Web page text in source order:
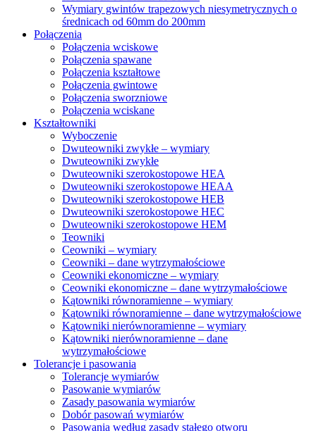
Wymiary gwintów trapezowych niesymetrycznych o
średnicach od 60mm do 200mm
Połączenia
Połączenia wciskowe
Połączenia spawane
Połączenia kształtowe
Połączenia gwintowe
Połączenia sworzniowe
Połączenia wciskane
Kształtowniki
Wyboczenie
Dwuteowniki zwykłe – wymiary
Dwuteowniki zwykłe
Dwuteowniki szerokostopowe HEA
Dwuteowniki szerokostopowe HEAA
Dwuteowniki szerokostopowe HEB
Dwuteowniki szerokostopowe HEC
Dwuteowniki szerokostopowe HEM
Teowniki
Ceowniki – wymiary
Ceowniki – dane wytrzymałościowe
Ceowniki ekonomiczne – wymiary
Ceowniki ekonomiczne – dane wytrzymałościowe
Kątowniki równoramienne – wymiary
Kątowniki równoramienne – dane wytrzymałościowe
Kątowniki nierównoramienne – wymiary
Kątowniki nierównoramienne – dane
wytrzymałościowe
Tolerancje i pasowania
Tolerancje wymiarów
Pasowanie wymiarów
Zasady pasowania wymiarów
Dobór pasowań wymiarów
Pasowania według zasady stałego otworu